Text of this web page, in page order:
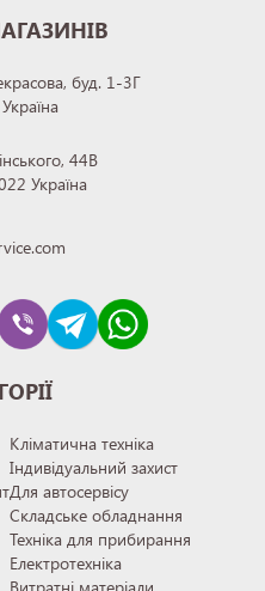
буд. 1-3Г
44В
Україна
Кліматична техніка
Індивідуальний захист
Для автосервісу
Складське обладнання
Техніка для прибирання
Електротехніка
Витратні матеріали